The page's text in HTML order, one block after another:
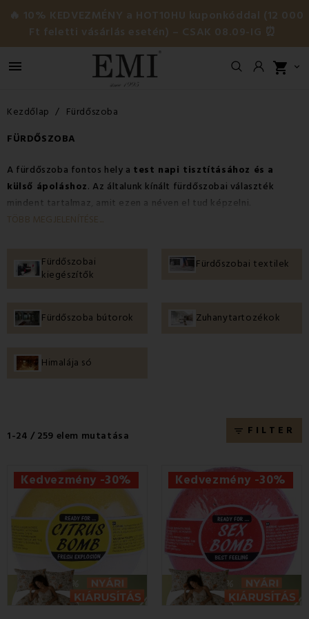
🔥 10% KEDVEZMÉNY a HOT10HU kuponkóddal (12 000
Ft feletti vásárlás esetén) – CSAK 08.09-IG ⏰
 shopping_cart 
Kezdőlap
Fürdőszoba
FÜRDŐSZOBA
A fürdőszoba fontos hely a test napi tisztításához és a
külső ápoláshoz. Az általunk kínált fürdőszobai választék
mindent tartalmaz, amit ezen a néven el tud képzelni.
Kínálatunkban megtalálhatóak a
pezsgőfürdőkésszauna kellékek
. Nézzen körül és tekintse meg
fürdőszobája lehet.
TÖBB MEGJELENÍTÉSE...
Fürdőszobai
kiegészítők
Fürdőszobai textilek
Fürdőszoba bútorok Zuhanytartozékok
Himalája só
filter_list FILTER
1-24 / 259 elem mutatása
Kedvezmény -30% Kedvezmény -30%